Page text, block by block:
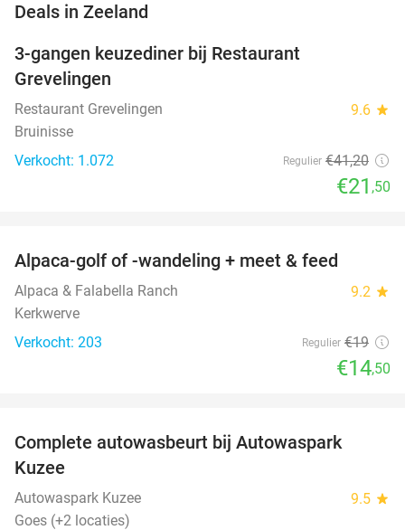
Deals in Zeeland
3-gangen keuzediner bij Restaurant
Grevelingen
Restaurant Grevelingen 9.6 star
Bruinisse
Verkocht: 1.072
Regulier €41,20
€21 ,50
Alpaca-golf of -wandeling + meet & feed
Alpaca & Falabella Ranch 9.2 star
Kerkwerve
Verkocht: 203
Regulier €19
€14,50
Complete autowasbeurt bij Autowaspark
Kuzee
Autowaspark Kuzee 9.5 star
Goes (+2 locaties)